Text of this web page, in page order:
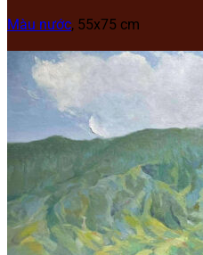
Màu nước, 55x75 cm